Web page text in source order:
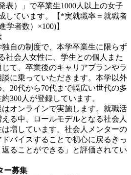
表）」で卒業生1000人以上の女子
しています。【*実就職率＝就職者
学者数）×100)】
自の制度で、本学卒業生に限らず
社会人女性に、学生との個人また
て、卒業後のキャリアプランやラ
に乗っていただきます。本学以外
20代から70代まで幅広い世代の多
300人が登録しています。
オンラインで実施します。就職活
る中、ロールモデルとなる社会人
増しています。社会人メンターの
バイスすることで初心に戻るきっ
ることができる」と評価されてい
ー募集